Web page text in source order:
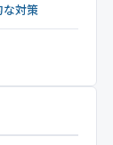
な対策